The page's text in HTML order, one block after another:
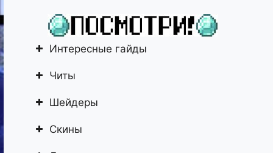
найдено
Интересные гайды
Читы
Шейдеры
Скины